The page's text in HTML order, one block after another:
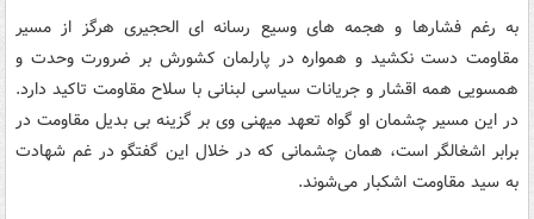
به رغم فشارها و هجمه های وسیع رسانه ای الحجیری هرگز از مسیر
مقاومت دست نکشید و همواره در پارلمان کشورش بر ضرورت وحدت و
همسویی همه اقشار و جریانات سیاسی لبنانی با سلاح مقاومت تاکید دارد.
در این مسیر چشمان او گواه تعهد میهنی وی بر گزینه بی بدیل مقاومت در
برابر اشغالگر است، همان چشمانی که در خلال این گفتگو در غم شهادت
به سید مقاومت اشکبار می‌شوند.